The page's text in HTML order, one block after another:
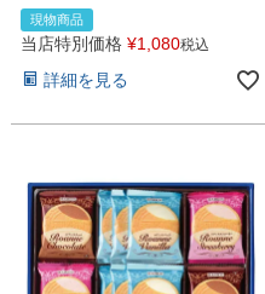
現物商品
当店特別価格 ¥1,080税込
詳細を見る